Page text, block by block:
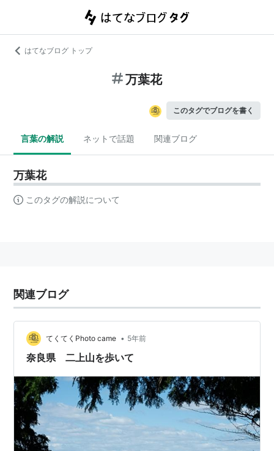
はてなブログ トップ
万葉花
このタグでブログを書く
言葉の解説 ネットで話題 関連ブログ
万葉花
このタグの解説について
関連ブログ
てくてくPhoto came • 5年前
奈良県 二上山を歩いて